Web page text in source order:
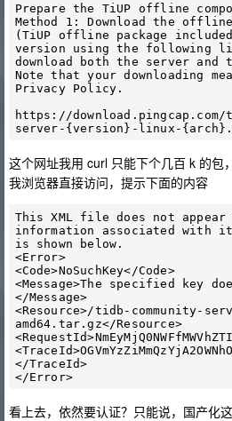
Prepare the TiUP offline
Method 1: Download the
(TiUP offline package
version using the following
download both the server and
Note that your downloading
Privacy Policy.
https://download.pingcap.com/
这个网址我用 curl 只能下个几百 k 的包
我浏览器直接访问，提示下面的内容
This XML file does not
information associated with
is shown below.
<Error>
<Code>NoSuchKey</Code>
<Message>The specified key
</Message>
<Resource>/tidb-community-
amd64.tar.gz</Resource>
</TraceId>
看上去，依然要认证？只能说，国产化